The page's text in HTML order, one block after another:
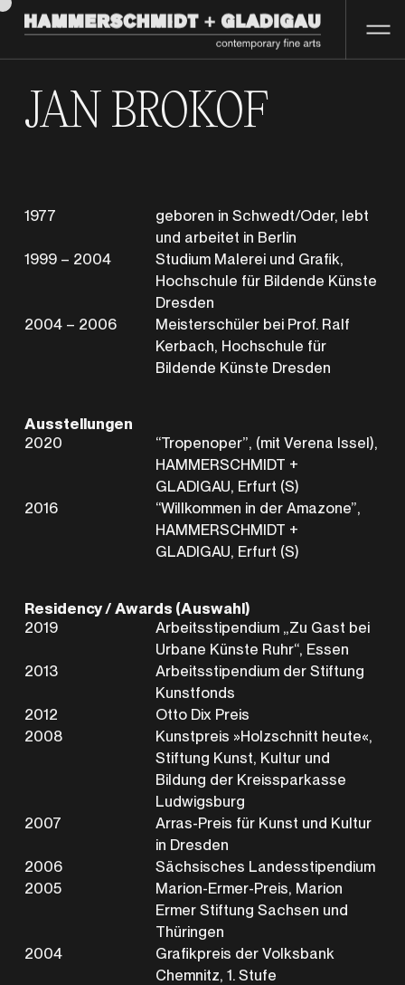
JAN BROKOF
1977
geboren in Schwedt/Oder, lebt
und arbeitet in Berlin
1999 – 2004
Studium Malerei und Grafik,
Hochschule für Bildende Künste
Dresden
2004 – 2006
Meisterschüler bei Prof. Ralf
Kerbach, Hochschule für
Bildende Künste Dresden
Ausstellungen
2020
“Tropenoper”, (mit Verena Issel),
HAMMERSCHMIDT +
GLADIGAU, Erfurt (S)
2016
“Willkommen in der Amazone”,
HAMMERSCHMIDT +
GLADIGAU, Erfurt (S)
Residency / Awards (Auswahl)
2019
Arbeitsstipendium „Zu Gast bei
Urbane Künste Ruhr“, Essen
2013
Arbeitsstipendium der Stiftung
Kunstfonds
2012
Otto Dix Preis
2008
Kunstpreis »Holzschnitt heute«,
Stiftung Kunst, Kultur und
Bildung der Kreissparkasse
Ludwigsburg
2007
Arras-Preis für Kunst und Kultur
in Dresden
2006
Sächsisches Landesstipendium
2005
Marion-Ermer-Preis, Marion
Ermer Stiftung Sachsen und
Thüringen
2004
Grafikpreis der Volksbank
Chemnitz, 1. Stufe